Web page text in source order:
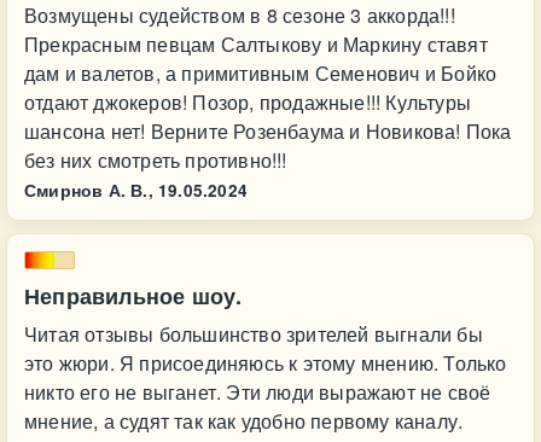
Возмущены судейством в 8 сезоне 3 аккорда!!!
Прекрасным певцам Салтыкову и Маркину ставят
дам и валетов, а примитивным Семенович и Бойко
отдают джокеров! Позор, продажные!!! Культуры
шансона нет! Верните Розенбаума и Новикова! Пока
без них смотреть противно!!!
Смирнов А. В., 19.05.2024
Неправильное шоу.
Читая отзывы большинство зрителей выгнали бы
это жюри. Я присоединяюсь к этому мнению. Только
никто его не выганет. Эти люди выражают не своё
мнение, а судят так как удобно первому каналу.